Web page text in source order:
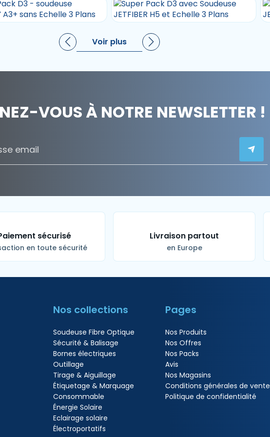
Voir plus
VOUS À NOTRE NEWSLETTER !
sécurisé
en toute sécurité
Livraison partout
en Europe
Nos collections
Soudeuse Fibre Optique
Sécurité & Balisage
Bornes électriques
Outillage
Tirage & Aiguillage
Étiquetage & Marquage
Consommable
Énergie Solaire
Eclairage solaire
Électroportatifs
Pages
Nos Produits
Nos Offres
Nos Packs
Avis
Nos Magasins
Conditions générales de vente
Politique de confidentialité